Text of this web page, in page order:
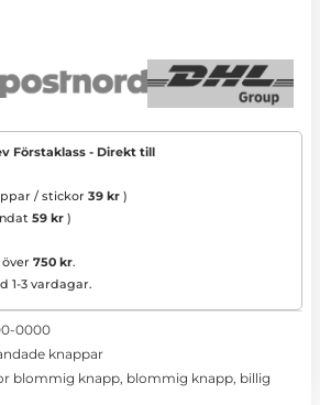
Förstaklass - Direkt till
/ stickor 39 kr )
59 kr )
750 kr.
1-3 vardagar.
0000
knappar
blommig knapp, blommig knapp, billig